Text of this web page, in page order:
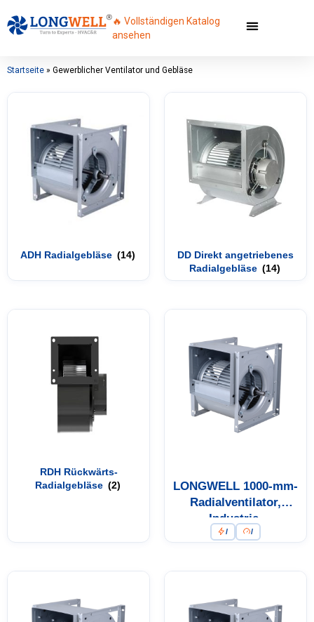
🔥 Vollständigen Katalog
ansehen
Startseite » Gewerblicher Ventilator und Gebläse
ADH Radialgebläse (14)
DD Direkt angetriebenes
Radialgebläse (14)
RDH Rückwärts-
Radialgebläse (2)
LONGWELL 1000-mm-
Radialventilator,
Industrie-
Radialventilator
/ /